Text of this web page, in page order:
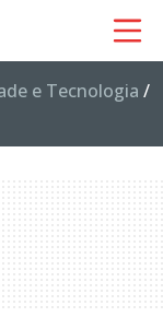
e Tecnologia /